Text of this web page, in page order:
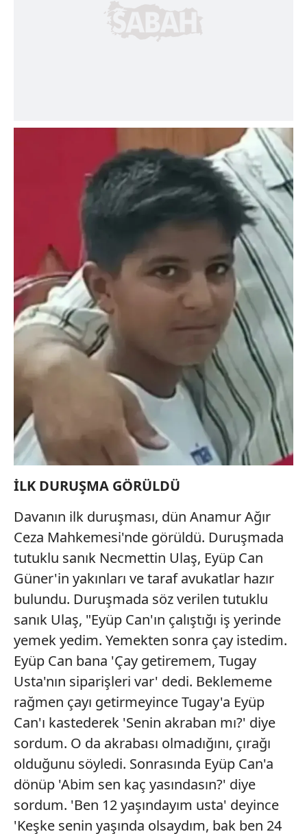
İLK DURUŞMA GÖRÜLDÜ
Davanın ilk duruşması, dün Anamur Ağır
Ceza Mahkemesi'nde görüldü. Duruşmada
tutuklu sanık Necmettin Ulaş, Eyüp Can
Güner'in yakınları ve taraf avukatlar hazır
bulundu. Duruşmada söz verilen tutuklu
sanık Ulaş, "Eyüp Can'ın çalıştığı iş yerinde
yemek yedim. Yemekten sonra çay istedim.
Eyüp Can bana 'Çay getiremem, Tugay
Usta'nın siparişleri var' dedi. Beklememe
rağmen çayı getirmeyince Tugay'a Eyüp
Can'ı kastederek 'Senin akraban mı?' diye
sordum. O da akrabası olmadığını, çırağı
olduğunu söyledi. Sonrasında Eyüp Can'a
dönüp 'Abim sen kaç yasındasın?' diye
sordum. 'Ben 12 yaşındayım usta' deyince
'Keşke senin yaşında olsaydım, bak ben 24